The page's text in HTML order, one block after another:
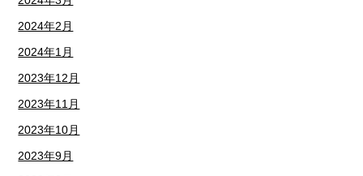
2024年2月
2024年1月
2023年12月
2023年11月
2023年10月
2023年9月